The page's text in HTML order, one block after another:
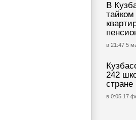
В
в 21:47 5
242
стране
в 0:05 17